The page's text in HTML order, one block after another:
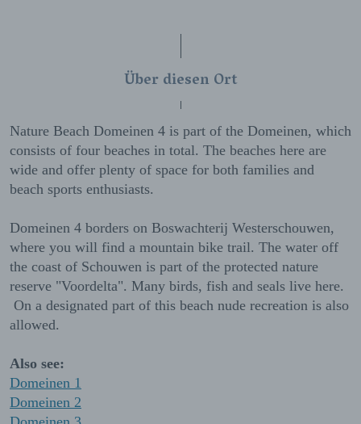
Über diesen Ort
Nature Beach Domeinen 4 is part of the Domeinen, which
consists of four beaches in total. The beaches here are
wide and offer plenty of space for both families and
beach sports enthusiasts.
Domeinen 4 borders on Boswachterij Westerschouwen,
where you will find a mountain bike trail. The water off
the coast of Schouwen is part of the protected nature
reserve "Voordelta". Many birds, fish and seals live here.
On a designated part of this beach nude recreation is also
allowed.
Also see:
Domeinen 1
Domeinen 2